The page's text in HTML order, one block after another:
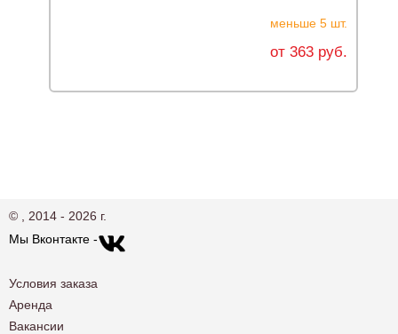
меньше 5 шт.
от 363 руб.
© , 2014 - 2026 г.
Мы Вконтакте -
Условия заказа
Аренда
Вакансии